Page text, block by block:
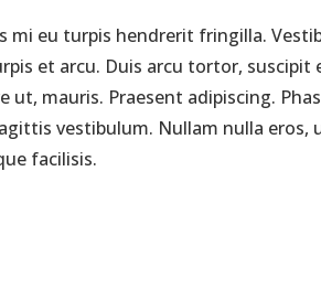
mi eu turpis hendrerit fringilla.
et arcu. Duis arcu tortor, suscipit
mauris. Praesent adipiscing.
vestibulum. Nullam nulla eros,
facilisis.